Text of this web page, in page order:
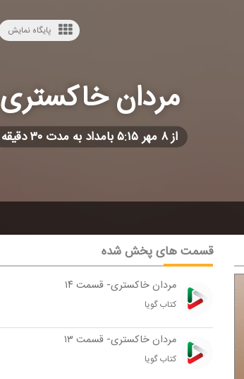
پایگاه نمایش
مردان خاكستری
از ۸ مهر ۵:۱۵ بامداد به مدت ۳۰ دقیقه
قسمت های پخش شده
مردان خاكستری- قسمت ۱۴
كتاب گویا
مردان خاكستری- قسمت ۱۳
كتاب گویا